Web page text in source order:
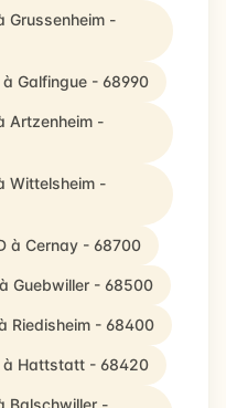
Grussenheim -
Galfingue - 68990
Artzenheim -
Wittelsheim -
à Cernay - 68700
Guebwiller - 68500
Riedisheim - 68400
à Hattstatt - 68420
Balschwiller -